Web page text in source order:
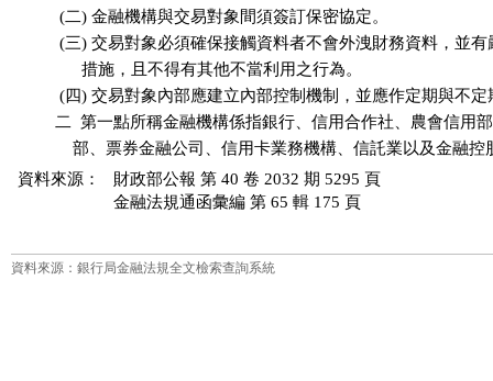
           (二) 金融機構與交易對象間須簽訂保密協定。
(三) 交易對象必須確保接觸資料者不會外洩財務資料，並
                措施，且不得有其他不當利用之行為。
(四) 交易對象內部應建立內部控制機制，並應作定期與不
二  第一點所稱金融機構係指銀行、信用合作社、農會信用
資料來源：
財政部公報 第 40 卷 2032 期 5295 頁
金融法規通函彙編 第 65 輯 175 頁
資料來源：銀行局金融法規全文檢索查詢系統